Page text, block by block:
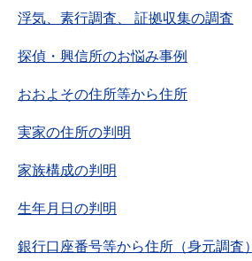
浮気、素行調査、 証拠収集の調査
探偵・興信所のお悩み事例
おおよその住所等から住所
実家の住所の判明
家族構成の判明
生年月日の判明
銀行口座番号等から住所（身元調査）